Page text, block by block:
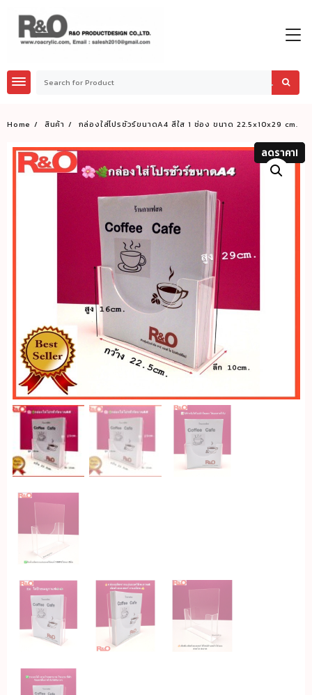
content
Home สินค้า กล่องใส่โปรชัวร์ขนาดA4 สีใส 1 ช่อง ขนาด 22.5x10x29 cm.
ลดราคา!
ลดราคา!